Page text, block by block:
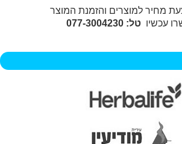
מחיר למוצרים והזמנת המוצר
עכשיו טל: 077-3004230